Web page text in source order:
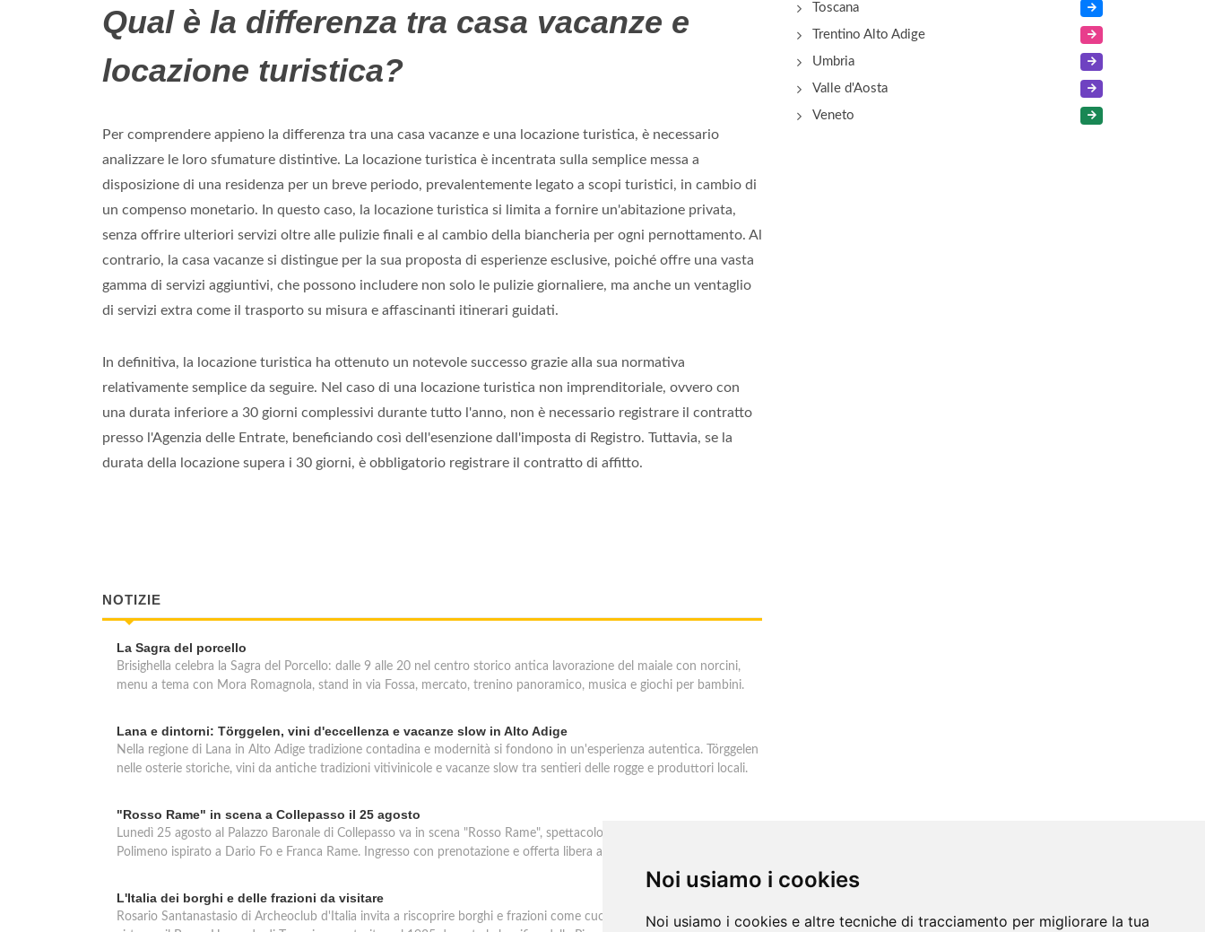
Noi usiamo i cookies
Noi usiamo i cookies e altre tecniche di tracciamento per migliorare la tua
Qual è la differenza tra casa vacanze e
locazione turistica?
Per comprendere appieno la differenza tra una casa vacanze e una locazione turistica, è necessario
analizzare le loro sfumature distintive. La locazione turistica è incentrata sulla semplice messa a
disposizione di una residenza per un breve periodo, prevalentemente legato a scopi turistici, in cambio di
un compenso monetario. In questo caso, la locazione turistica si limita a fornire un'abitazione privata,
senza offrire ulteriori servizi oltre alle pulizie finali e al cambio della biancheria per ogni pernottamento. Al
contrario, la casa vacanze si distingue per la sua proposta di esperienze esclusive, poiché offre una vasta
gamma di servizi aggiuntivi, che possono includere non solo le pulizie giornaliere, ma anche un ventaglio
di servizi extra come il trasporto su misura e affascinanti itinerari guidati.
In definitiva, la locazione turistica ha ottenuto un notevole successo grazie alla sua normativa
relativamente semplice da seguire. Nel caso di una locazione turistica non imprenditoriale, ovvero con
una durata inferiore a 30 giorni complessivi durante tutto l'anno, non è necessario registrare il contratto
presso l'Agenzia delle Entrate, beneficiando così dell'esenzione dall'imposta di Registro. Tuttavia, se la
durata della locazione supera i 30 giorni, è obbligatorio registrare il contratto di affitto.
NOTIZIE
La Sagra del porcello
Brisighella celebra la Sagra del Porcello: dalle 9 alle 20 nel centro storico antica lavorazione del maiale con norcini,
menu a tema con Mora Romagnola, stand in via Fossa, mercato, trenino panoramico, musica e giochi per bambini.
Lana e dintorni: Törggelen, vini d'eccellenza e vacanze slow in Alto Adige
Nella regione di Lana in Alto Adige tradizione contadina e modernità si fondono in un'esperienza autentica. Törggelen
nelle osterie storiche, vini da antiche tradizioni vitivinicole e vacanze slow tra sentieri delle rogge e produttori locali.
"Rosso Rame" in scena a Collepasso il 25 agosto
Lunedì 25 agosto al Palazzo Baronale di Collepasso va in scena "Rosso Rame", spettacolo di Mary Negro e Gabriele
Polimeno ispirato a Dario Fo e Franca Rame. Ingresso con prenotazione e offerta libera alle ore 21.
L'Italia dei borghi e delle frazioni da visitare
Rosario Santanastasio di Archeoclub d'Italia invita a riscoprire borghi e frazioni come cuore del Paese. Esempio
Toscana
Trentino Alto Adige
Umbria
Valle d'Aosta
Veneto